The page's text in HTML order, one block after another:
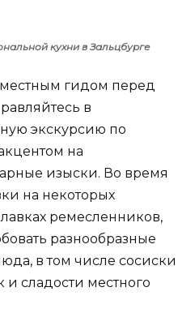
кухни в Зальцбурге
местным гидом перед
в
экскурсию по
на
изыски. Во время
на некоторых
ремесленников,
разнообразные
в том числе сосиски
сладости местного